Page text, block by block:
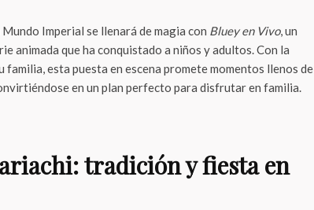
Imperial se llenará de magia con Bluey en Vivo, un
animada que ha conquistado a niños y adultos. Con la
familia, esta puesta en escena promete momentos llenos de
en un plan perfecto para disfrutar en familia.
tradición y fiesta en